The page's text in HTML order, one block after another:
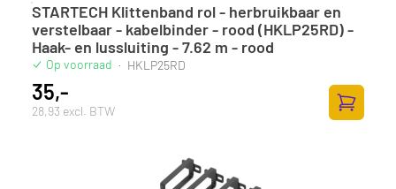
STARTECH Klittenband rol - herbruikbaar en
verstelbaar - kabelbinder - rood (HKLP25RD) -
Haak- en lussluiting - 7.62 m - rood
Op voorraad · HKLP25RD
35,-
28,93 excl. BTW
Zum